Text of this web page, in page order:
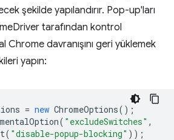
şekilde yapılandırır. Pop-up'ları
tarafından kontrol
Chrome davranışını geri yüklemek
yapın:
= new ChromeOptions();
( "excludeSwitches" ,
( "disable-popup-blocking" ));